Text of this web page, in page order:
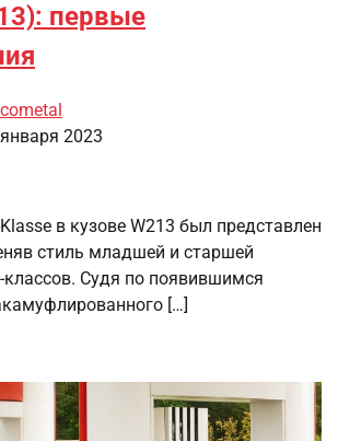
первые
2023
в кузове W213 был представлен
стиль младшей и старшей
классов. Судя по появившимся
[…]